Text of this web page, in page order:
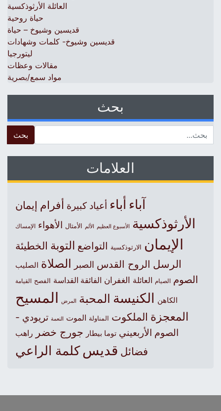
العائلة الأرثوذكسية
حياة روحية
قديسين وشيوخ – حياة
قديسين وشيوخ- كلمات وشهادات
ليتورجيا
مقالات وعظات
مواد سمع/بصرية
بحث
العلامات
آباءأباء أعياد كبيرة أفرام إيمان
الأرثوذكسية الأسبوع العظيم الألم الأمثال الأهواء الإمساك
الإيمان الارثوذكسية التواضع التوبة الخطيئة
الرسل الروح القدس الصبر الصلاة الصليب
الصوم الصيام العائلة الغفران الفائقة القداسة الفصح القيامة
الكاهن الكنيسةالمحبة المرض المسيح
المعجزة الملكوت المناولة الموت النعمة تريودي -
الصوم الأربعيني توما بيطار جورج خضر راهب
فضائل قديس كلمة الراعي